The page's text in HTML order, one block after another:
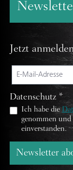
Jetzt
Datenschutz *
Ich habe die
genommen und
einverstanden.
Newsletter